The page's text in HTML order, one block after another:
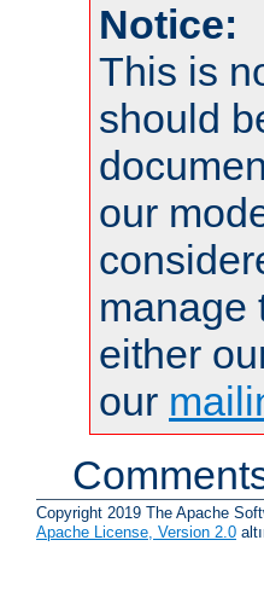
Notice:
This is
should
our
manage
either
our
Copyright 2019 The Apache
Apache License, Version 2.0